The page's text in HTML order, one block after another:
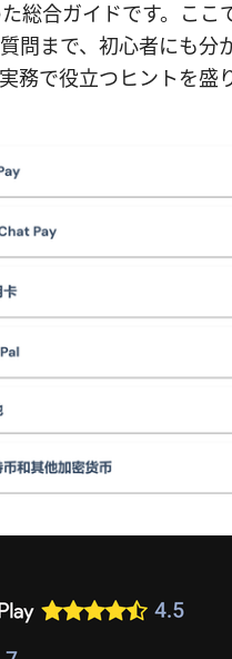
総合ガイドです。ここ
問まで、初心者にも分
務で役立つヒントを盛